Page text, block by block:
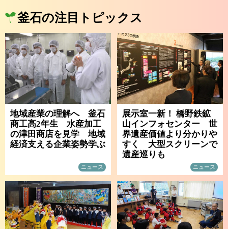
釜石の注目トピックス
地域産業の理解へ 釜石
商工高2年生 水産加工
の津田商店を見学 地域
経済支える企業姿勢学ぶ
ニュース
展示室一新！ 橋野鉄鉱
山インフォセンター 世
界遺産価値より分かりや
すく 大型スクリーンで
遺産巡りも
ニュース